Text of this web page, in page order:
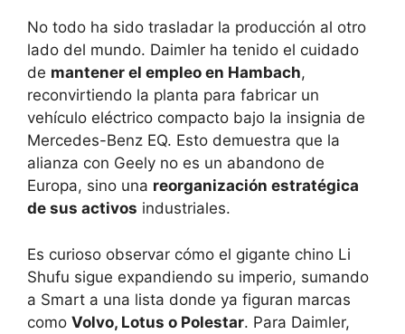
No todo ha sido trasladar la producción al otro
lado del mundo. Daimler ha tenido el cuidado
de mantener el empleo en Hambach,
reconvirtiendo la planta para fabricar un
vehículo eléctrico compacto bajo la insignia de
Mercedes-Benz EQ. Esto demuestra que la
alianza con Geely no es un abandono de
Europa, sino una reorganización estratégica
de sus activos industriales.
Es curioso observar cómo el gigante chino Li
Shufu sigue expandiendo su imperio, sumando
a Smart a una lista donde ya figuran marcas
como Volvo, Lotus o Polestar. Para Daimler,